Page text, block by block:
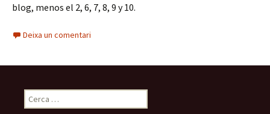
blog, menos el 2, 6, 7, 8, 9 y 10.
Deixa un comentari
e